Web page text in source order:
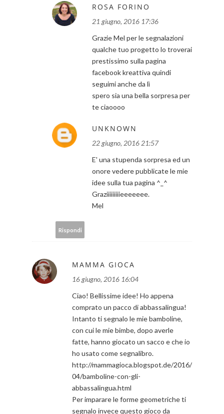
ROSA FORINO
21 giugno, 2016 17:36
Grazie Mel per le segnalazioni
qualche tuo progetto lo troverai
prestissimo sulla pagina
facebook kreattiva quindi
seguimi anche da lì
spero sia una bella sorpresa per
te ciaoooo
UNKNOWN
22 giugno, 2016 21:57
E' una stupenda sorpresa ed un
onore vedere pubblicate le mie
idee sulla tua pagina ^_^
Graziiiiiiiiieeeeeee.
Mel
Rispondi
MAMMA GIOCA
16 giugno, 2016 16:04
Ciao! Bellissime idee! Ho appena
comprato un pacco di abbassalingua!
Intanto ti segnalo le mie bamboline,
con cui le mie bimbe, dopo averle
fatte, hanno giocato un sacco e che io
ho usato come segnalibro.
http://mammagioca.blogspot.de/2016/
04/bamboline-con-gli-
abbassalingua.html
Per imparare le forme geometriche ti
segnalo invece questo gioco da